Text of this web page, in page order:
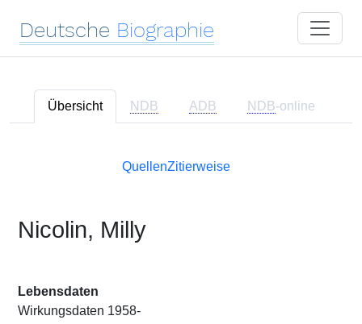
Deutsche Biographie
Übersicht NDB ADB NDB-online
QuellenZitierweise
Nicolin, Milly
Lebensdaten
Wirkungsdaten 1958-